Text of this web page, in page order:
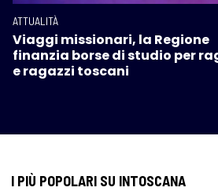
ATTUALITÀ
Viaggi missionari, la Regione
finanzia borse di studio per
e ragazzi toscani
I PIÙ POPOLARI SU INTOSCANA